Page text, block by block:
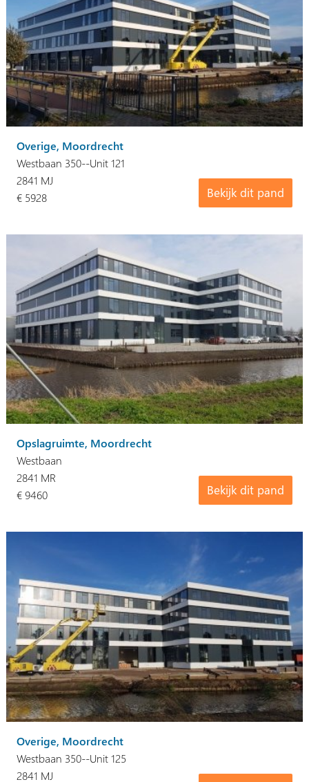
Overige, Moordrecht
Westbaan 350--Unit 121
Bekijk dit pand
2841 MJ
€ 5928
Opslagruimte, Moordrecht
Westbaan
Bekijk dit pand
2841 MR
€ 9460
Overige, Moordrecht
Westbaan 350--Unit 125
2841 MJ